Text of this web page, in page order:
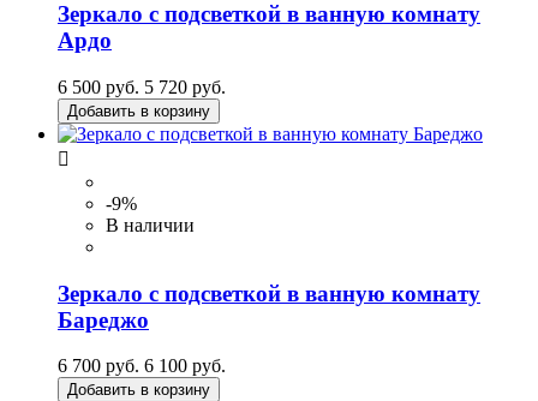
Зеркало с подсветкой в ванную комнату
Ардо
6 500 руб. 5 720 руб.
Добавить в корзину

-9%
В наличии
Зеркало с подсветкой в ванную комнату
Бареджо
6 700 руб. 6 100 руб.
Добавить в корзину